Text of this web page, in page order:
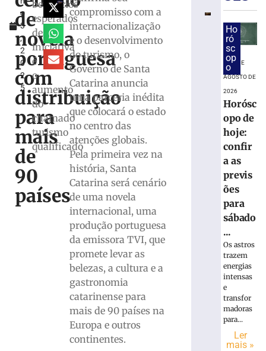
o
3
,
2
0
2
5
de
novela
portuguesa
com
distribuição
para
mais
de
90
países
benefícios
esperados
desta
iniciativa
é
o
aumento
do
chamado
turismo
qualificado
compromisso com a
internacionalização
e o desenvolvimento
do turismo, o
Governo de Santa
Catarina anuncia
uma parceria inédita
que colocará o estado
no centro das
atenções globais.
Pela primeira vez na
história, Santa
Catarina será cenário
de uma novela
internacional, uma
produção portuguesa
da emissora TVI, que
promete levar as
belezas, a cultura e a
gastronomia
catarinense para
mais de 90 países na
Europa e outros
continentes.
confira
as
previsões
para
sábado
(08/08)
mais
Prefeitura
apresenta
projeto
PPP
Brusque
Digital
para
urbana
Ho
ró
sc
op
o 8 DE
AGOSTO DE
2026
Horósc
opo de
hoje:
confir
a as
previs
ões
para
sábado
...
Os astros
trazem
energias
intensas
e
transfor
madoras
para...
Ler
mais »